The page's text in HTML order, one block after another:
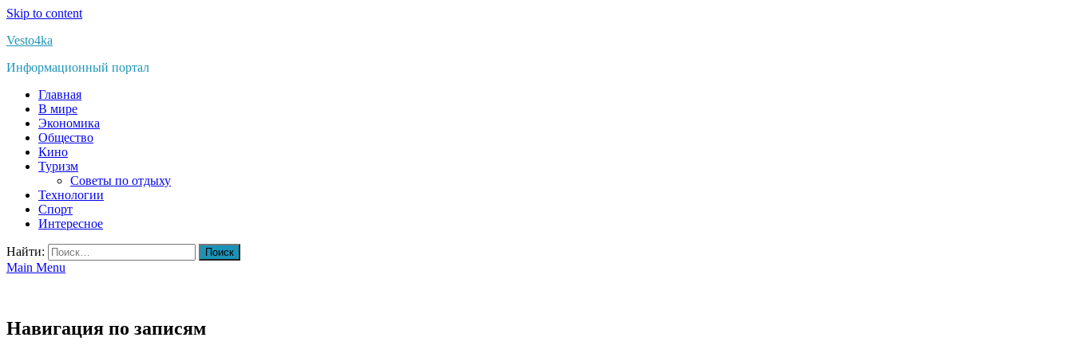
Skip to content
Vesto4ka
Информационный портал
Главная
В мире
Экономика
Общество
Кино
Туризм
Советы по отдыху
Технологии
Спорт
Интересное
Найти:
Main Menu
Навигация по записям